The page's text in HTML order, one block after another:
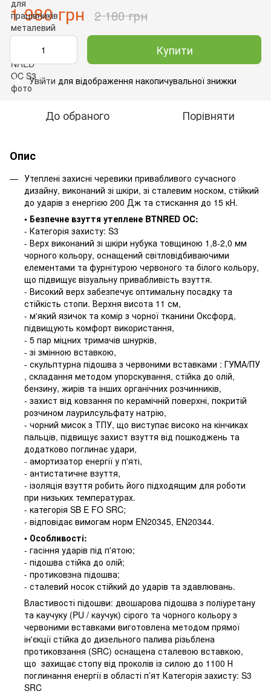
1 980 грн 2 180 грн
Купити
% Увійти для відображення накопичувальної знижки
До обраного Порівняти
Опис
Утеплені захисні черевики привабливого сучасного
дизайну, виконаний зі шкіри, зі сталевим носком, стійкий
до ударів з енергією 200 Дж та стискання до 15 кН.
• Безпечне взуття утеплене BTNRED OC:
- Категорія захисту: S3
- Верх виконаний зі шкіри нубука товщиною 1,8-2,0 мм
чорного кольору, оснащений світловідбиваючими
елементами та фурнітурою червоного та білого кольору,
що підвищує візуальну привабливість взуття.
- Високий верх забезпечує оптимальну посадку та
стійкість стопи. Верхня висота 11 см,
- м'який язичок та комір з чорної тканини Оксфорд,
підвищують комфорт використання,
- 5 пар міцних тримачів шнурків,
- зі змінною вставкою,
- скульптурна підошва з червоними вставками : ГУМА/ПУ
, складання методом упорскування, стійка до олій,
бензину, жирів та інших органічних розчинників,
- захист від ковзання по керамічній поверхні, покритій
розчином лаурилсульфату натрію,
- чорний мисок з ТПУ, що виступає високо на кінчиках
пальців, підвищує захист взуття від пошкоджень та
додатково поглинає удари,
- амортизатор енергії у п'яті,
- антистатичне взуття,
- ізоляція взуття робить його підходящим для роботи
при низьких температурах.
- категорія SB E FO SRC;
- відповідає вимогам норм EN20345, EN20344.
• Особливості:
- гасіння ударів під п'ятою;
- підошва стійка до олій;
- протиковзна підошва;
- сталевий носок стійкий до ударів та здавлювань.
Властивості підошви: двошарова підошва з поліуретану
та каучуку (PU / каучук) сірого та чорного кольору з
червоними вставками виготовлена методом прямої
ін'єкції стійка до дизельного палива різьблена
протиковзання (SRC) оснащена сталевою вставкою,
що захищає стопу від проколів із силою до 1100 Н
поглинання енергії в області п’ят Категорія захисту: S3
SRC